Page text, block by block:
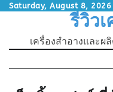
SkipSaturday, August 8, 2026
รีวิว
เครื่องสำอางและ